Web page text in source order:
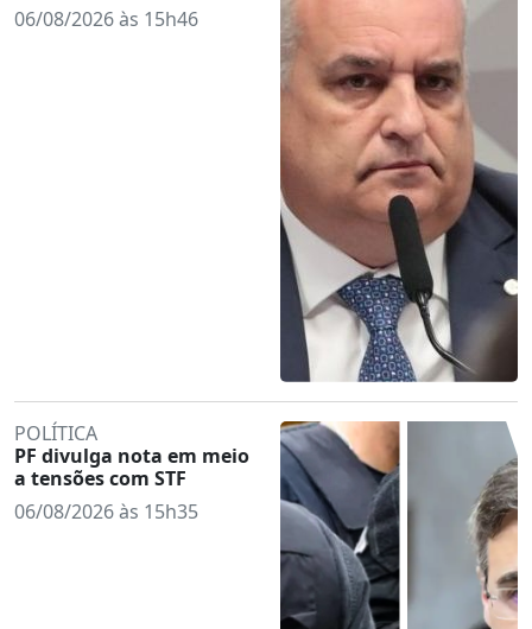
06/08/2026 às 15h46
POLÍTICA
PF divulga nota em meio
a tensões com STF
06/08/2026 às 15h35